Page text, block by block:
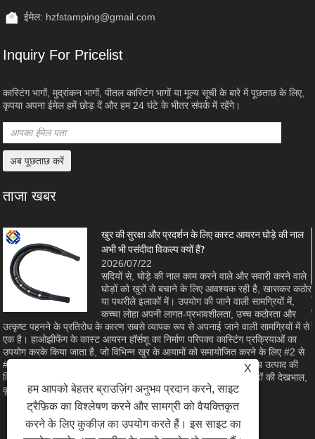
ईमेल: hzfstamping@gmail.com
Inquiry For Pricelist
कास्टिंग भागों, मुद्रांकन भागों, पीतल कास्टिंग भागों या मूल्य सूची के बारे में पूछताछ के लिए,
कृपया अपना ईमेल हमें छोड़ दें और हम 24 घंटे के भीतर संपर्क में रहेंगे।
ताजा खबर
खुर की सुरक्षा और प्रदर्शन के लिए कास्ट आयरन घोड़े की नाल
अभी भी पसंदीदा विकल्प क्यों हैं?
2026/07/22
सदियों से, घोड़े की नाल काम करने वाले और सवारी करने वाले
घोड़ों को खुरों से बचाने के लिए आवश्यक रही है, खासकर कठोर
या पथरीले इलाकों में। उपयोग की जाने वाली सामग्रियों में,
कच्चा लोहा अपनी लागत-प्रभावशीलता, उच्च कठोरता और
उत्कृष्ट पहनने के प्रतिरोध के कारण सबसे व्यापक रूप से अपनाई जाने वाली सामग्रियों में से
एक है। हाओझीफेंग के कास्ट आयरन हॉर्सशू का निर्माण परिपक्व कास्टिंग प्रक्रियाओं का
उपयोग करके किया जाता है, जो विभिन्न खुर के आयामों को समायोजित करने के लिए #2 से
#8 तक के आकार के साथ सामने और पीछे की शैलियों में उपलब्ध हैं। यह लेख उत्पाद की
विशेषताओं, भौतिक लाभों और विनिर्माण गुणवत्ता की जांच करता है जो इसे घोड़ों की देखभाल,
कृषि और घुड़सवारी के खेल के लिए एक विश्वसनीय विकल्प बनाता है।
X
हम आपको बेहतर ब्राउज़िंग अनुभव प्रदान करने, साइट
ट्रैफ़िक का विश्लेषण करने और सामग्री को वैयक्तिकृत
करने के लिए कुकीज़ का उपयोग करते हैं। इस साइट का